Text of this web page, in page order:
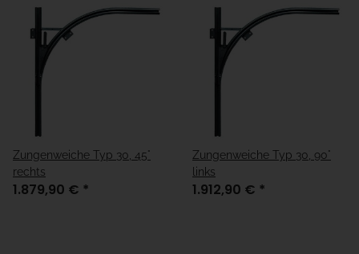
Zungenweiche Typ 30, 45°
rechts
1.879,90 € *
Zungenweiche Typ 30, 90°
links
1.912,90 € *